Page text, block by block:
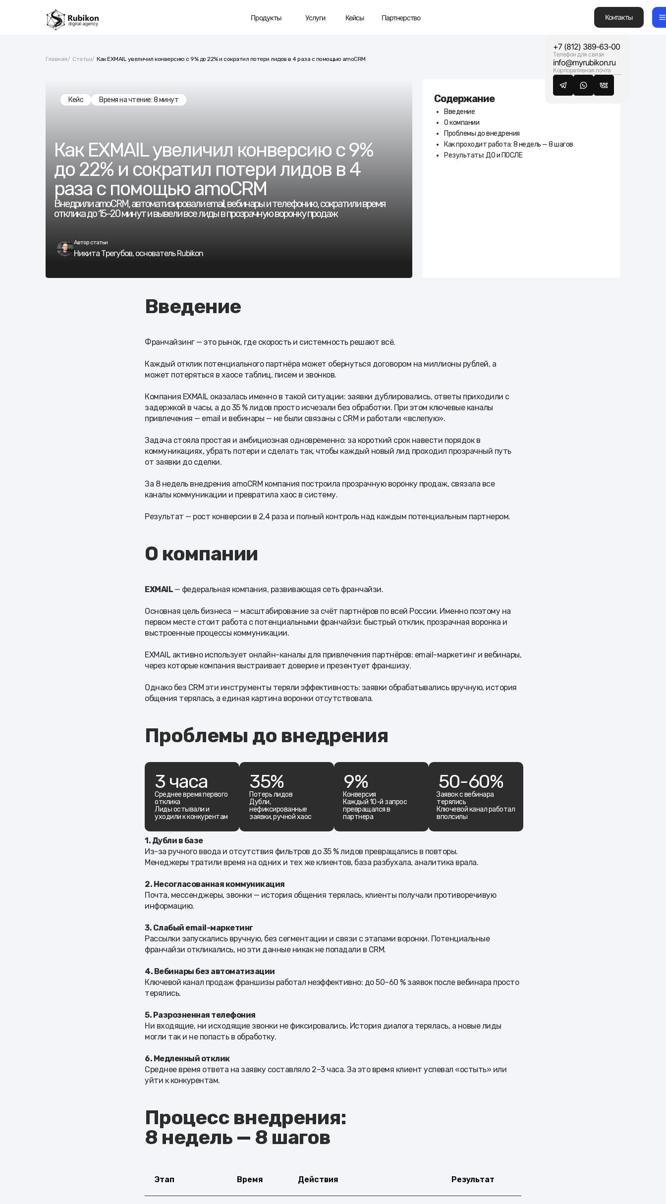
Контакты
Партнерство
Кейсы
Услуги
Продукты
+7 (812) 389-63-00
Телефон для связи
info@myrubikon.ru
Корпоративная почта
Главная/ Статьи/ Как EXMAIL увеличил конверсию с 9% до 22% и сократил потери лидов в 4 раза с помощью amoCRM
Содержание
Введение
О компании
Проблемы до внедрения
Как проходит работа: 8 недель — 8 шагов
Результаты: ДО и ПОСЛЕ
Кейс Время на чтение: 8 минут
Автор статьи
Никита Трегубов, основатель Rubikon
Как EXMAIL увеличил конверсию с 9%
до 22% и сократил потери лидов в 4
раза с помощью amoCRM
Внедрили amoCRM, автоматизировали email, вебинары и телефонию, сократили время
отклика до 15–20 минут и вывели все лиды в прозрачную воронку продаж
Введение
Франчайзинг — это рынок, где скорость и системность решают всё.
Каждый отклик потенциального партнёра может обернуться договором на миллионы рублей, а
может потеряться в хаосе таблиц, писем и звонков.
Компания EXMAIL оказалась именно в такой ситуации: заявки дублировались, ответы приходили с
задержкой в часы, а до 35 % лидов просто исчезали без обработки. При этом ключевые каналы
привлечения — email и вебинары — не были связаны с CRM и работали «вслепую».
Задача стояла простая и амбициозная одновременно: за короткий срок навести порядок в
коммуникациях, убрать потери и сделать так, чтобы каждый новый лид проходил прозрачный путь
от заявки до сделки.
За 8 недель внедрения amoCRM компания построила прозрачную воронку продаж, связала все
каналы коммуникации и превратила хаос в систему.
Результат — рост конверсии в 2,4 раза и полный контроль над каждым потенциальным партнером.
О компании
EXMAIL — федеральная компания, развивающая сеть франчайзи.
Основная цель бизнеса — масштабирование за счёт партнёров по всей России. Именно поэтому на
первом месте стоит работа с потенциальными франчайзи: быстрый отклик, прозрачная воронка и
выстроенные процессы коммуникации.
EXMAIL активно использует онлайн-каналы для привлечения партнёров: email-маркетинг и вебинары,
через которые компания выстраивает доверие и презентует франшизу.
Однако без CRM эти инструменты теряли эффективность: заявки обрабатывались вручную, история
общения терялась, а единая картина воронки отсутствовала.
Проблемы до внедрения
3 часа
Среднее время первого
отклика
Лиды остывали и
уходили к конкурентам
35%
Потерь лидов
Дубли,
нефиксированные
заявки, ручной хаос
9%
Конверсия
Каждый 10-й запрос
превращался в
партнера
50-60%
Заявок с вебинара
терялись
Ключевой канал работал
вполсилы
1. Дубли в базе
Из-за ручного ввода и отсутствия фильтров до 35 % лидов превращались в повторы.
Менеджеры тратили время на одних и тех же клиентов, база разбухала, аналитика врала.
2. Несогласованная коммуникация
Почта, мессенджеры, звонки — история общения терялась, клиенты получали противоречивую
информацию.
3. Слабый email-маркетинг
Рассылки запускались вручную, без сегментации и связи с этапами воронки. Потенциальные
франчайзи откликались, но эти данные никак не попадали в CRM.
4. Вебинары без автоматизации
Ключевой канал продаж франшизы работал неэффективно: до 50–60 % заявок после вебинара просто
терялись.
5. Разрозненная телефония
Ни входящие, ни исходящие звонки не фиксировались. История диалога терялась, а новые лиды
могли так и не попасть в обработку.
6. Медленный отклик
Среднее время ответа на заявку составляло 2–3 часа. За это время клиент успевал «остыть» или
уйти к конкурентам.
Процесс внедрения:
8 недель — 8 шагов
Этап Время Действия Результат